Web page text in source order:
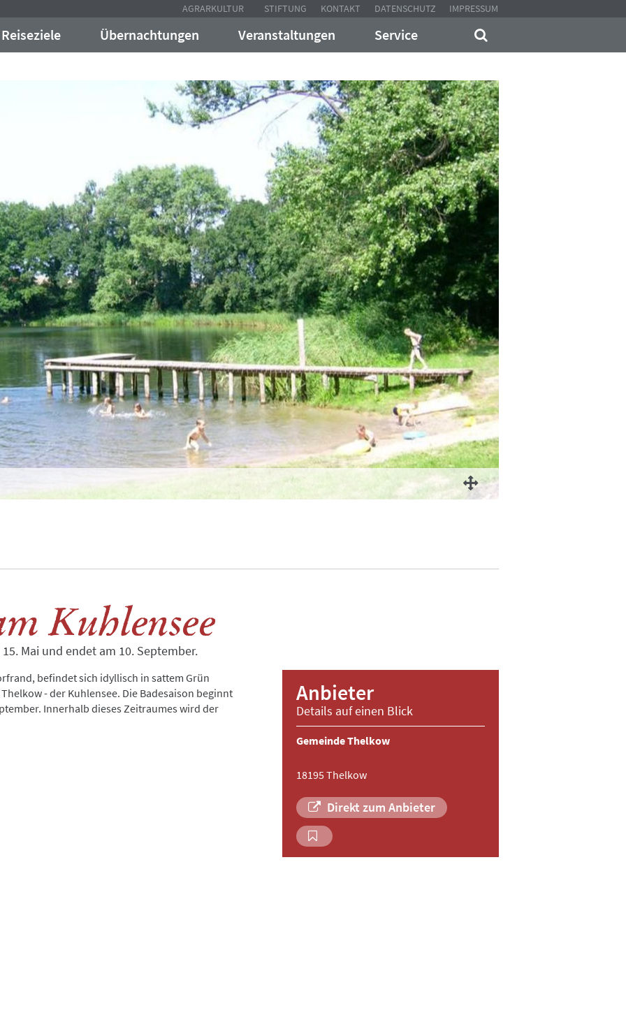
AGRARKULTUR STIFTUNG KONTAKT DATENSCHUTZ IMPRESSUM
Reiseziele Übernachtungen Veranstaltungen Service
Kuhlensee
Mai und endet am 10. September.
befindet sich idyllisch in sattem Grün
- der Kuhlensee. Die Badesaison beginnt
Innerhalb dieses Zeitraumes wird der
Anbieter
Details auf einen Blick
Gemeinde Thelkow
18195 Thelkow
Direkt zum Anbieter